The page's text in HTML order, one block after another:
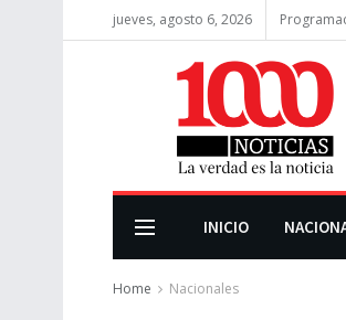
jueves, agosto 6, 2026
INICIO
Home Nacionales